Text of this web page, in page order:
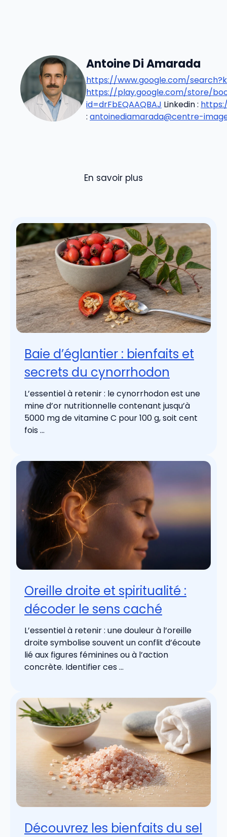
Antoine Di Amarada
https://www.google.com/
https://play.google.com/store/
id=drFbEQAAQBAJ Linkedin :
: antoinediamarada@centre-
En savoir plus
Baie d’églantier : bienfaits et
secrets du cynorrhodon
L’essentiel à retenir : le cynorrhodon est une
mine d’or nutritionnelle contenant jusqu’à
5000 mg de vitamine C pour 100 g, soit cent
fois ...
Oreille droite et spiritualité :
décoder le sens caché
L’essentiel à retenir : une douleur à l’oreille
droite symbolise souvent un conflit d’écoute
lié aux figures féminines ou à l’action
concrète. Identifier ces ...
Découvrez les bienfaits du sel